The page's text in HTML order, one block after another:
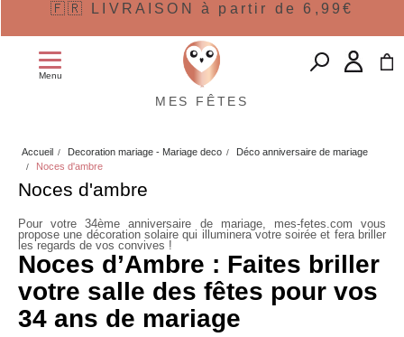
🇫🇷 LIVRAISON à partir de 6,99€
Menu
MES FÊTES
Accueil Decoration mariage - Mariage deco
Déco anniversaire de mariage
Noces d'ambre
Noces d'ambre
Pour votre 34ème anniversaire de mariage, mes-fetes.com vous
propose une décoration solaire qui illuminera votre soirée et fera briller
les regards de vos convives !
Noces d’Ambre : Faites briller
votre salle des fêtes pour vos
34 ans de mariage